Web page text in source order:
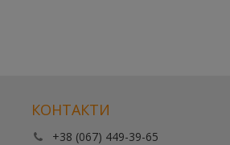
КОНТАКТИ
+38 (067) 449-39-65